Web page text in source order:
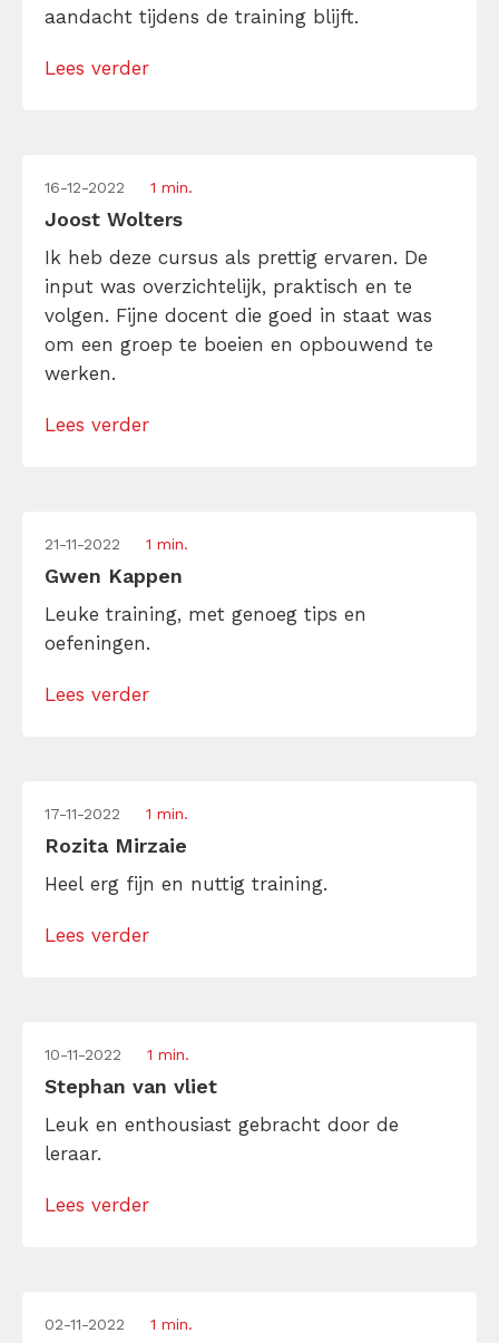
aandacht tijdens de training blijft.
Lees verder
16-12-2022 1 min.
Joost Wolters
Ik heb deze cursus als prettig ervaren. De
input was overzichtelijk, praktisch en te
volgen. Fijne docent die goed in staat was
om een groep te boeien en opbouwend te
werken.
Lees verder
21-11-2022 1 min.
Gwen Kappen
Leuke training, met genoeg tips en
oefeningen.
Lees verder
17-11-2022 1 min.
Rozita Mirzaie
Heel erg fijn en nuttig training.
Lees verder
10-11-2022 1 min.
Stephan van vliet
Leuk en enthousiast gebracht door de
leraar.
Lees verder
02-11-2022 1 min.